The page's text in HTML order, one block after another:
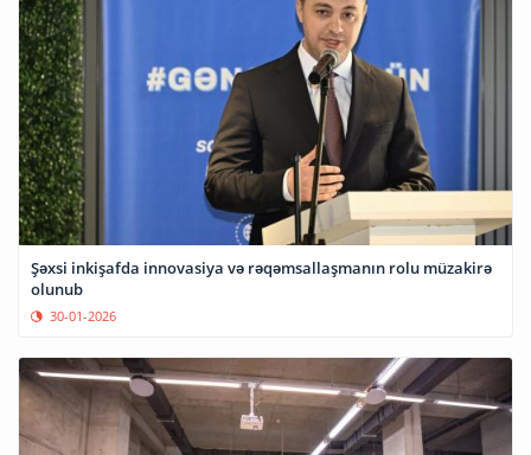
Şəxsi inkişafda innovasiya və rəqəmsallaşmanın rolu müzakirə
olunub
30-01-2026